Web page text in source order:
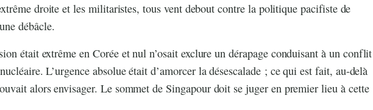
droite et les militaristes, tous vent debout contre la politique pacifiste de
débâcle.
était extrême en Corée et nul n’osait exclure un dérapage conduisant à un conflit
L’urgence absolue était d’amorcer la désescalade ; ce qui est fait, au-delà
alors envisager. Le sommet de Singapour doit se juger en premier lieu à cette